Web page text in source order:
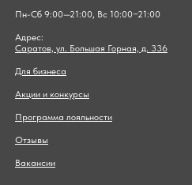
Пн-Сб 9:00—21:00, Вс 10:00−21:00
Адрес:
Саратов, ул. Большая Горная, д. 336
Для бизнеса
Акции и конкурсы
Программа лояльности
Отзывы
Вакансии